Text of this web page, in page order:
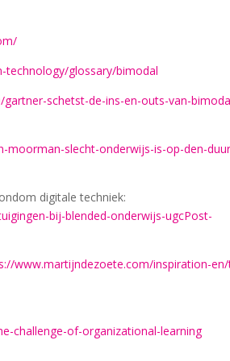
glossary/bimodal
schetst-de-ins-en-outs-van-
slecht-onderwijs-is-op-den-
digitale techniek:
bij-blended-onderwijs-ugcPost-
www.martijndezoete.com/inspiration-
challenge-of-organizational-learning